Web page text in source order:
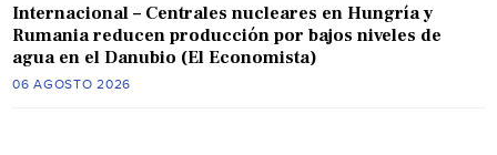
Internacional – Centrales nucleares en Hungría y
Rumania reducen producción por bajos niveles de
agua en el Danubio (El Economista)
06 AGOSTO 2026